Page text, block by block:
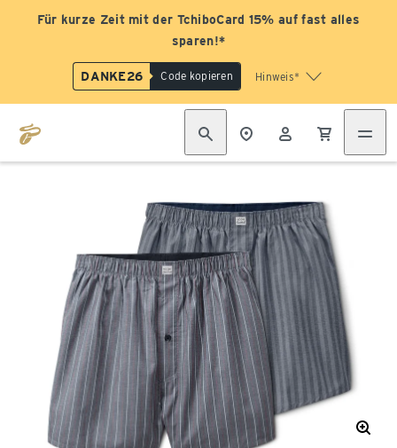
Für kurze Zeit mit der TchiboCard 15% auf fast alles
sparen!*
DANKE26 Code kopieren Hinweis*